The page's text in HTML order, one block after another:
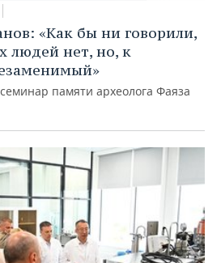
«Как бы ни говорили,
людей нет, но, к
памяти археолога Фаяза